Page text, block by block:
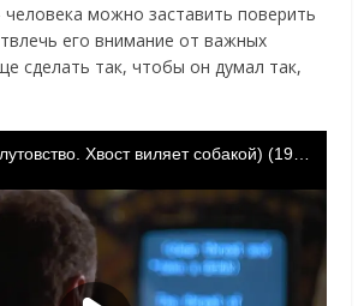
можно заставить поверить
его внимание от важных
сделать так, чтобы он думал так,